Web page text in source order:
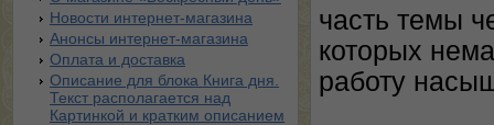
Новости интернет-магазина
Анонсы интернет-магазина
Оплата и доставка
Описание для блока Книга дня.
Текст располагается над
Картинкой и кратким описанием
часть темы
которых
работу